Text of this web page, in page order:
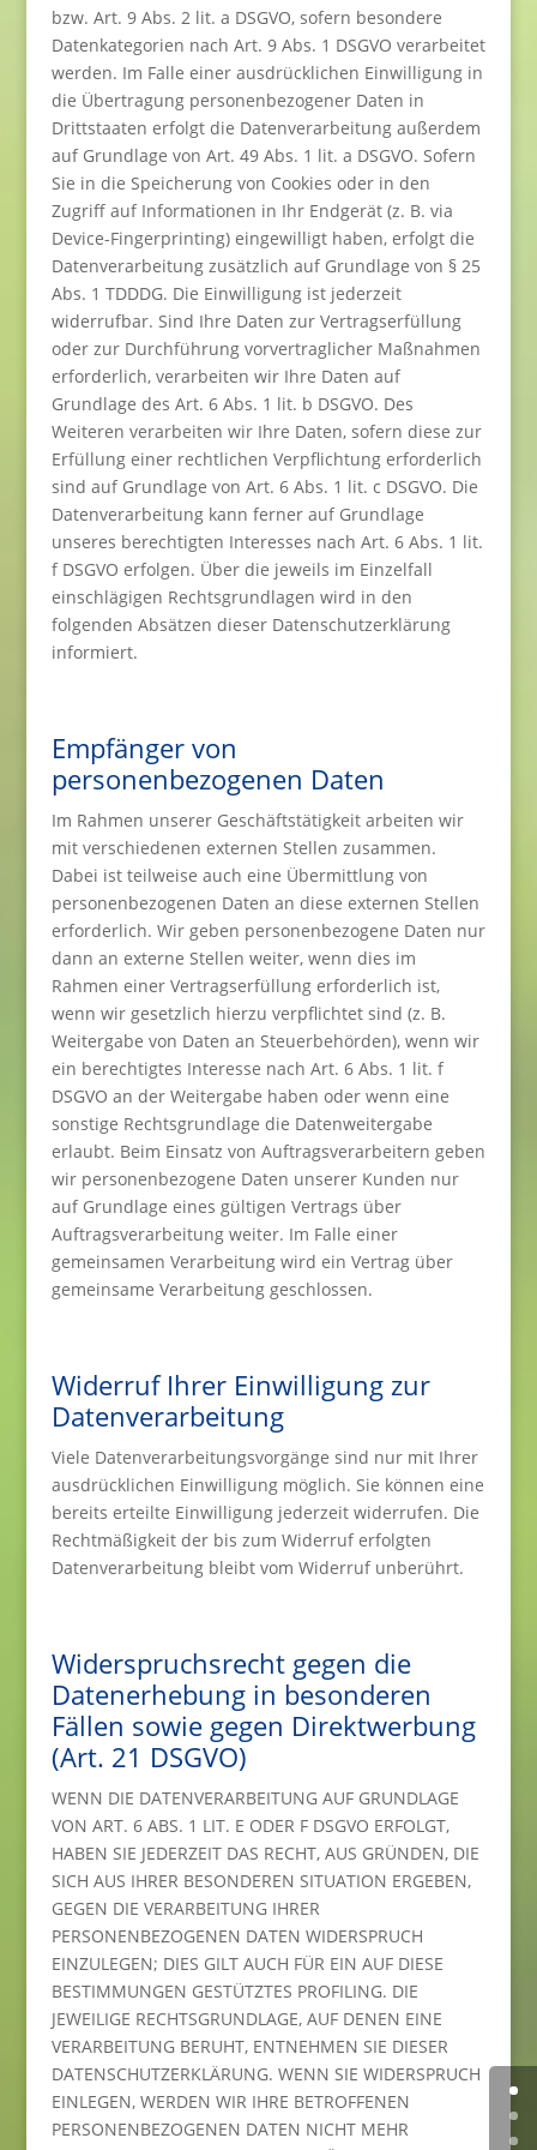
bzw. Art. 9 Abs. 2 lit. a DSGVO, sofern besondere
Datenkategorien nach Art. 9 Abs. 1 DSGVO verarbeitet
werden. Im Falle einer ausdrücklichen Einwilligung in
die Übertragung personenbezogener Daten in
Drittstaaten erfolgt die Datenverarbeitung außerdem
auf Grundlage von Art. 49 Abs. 1 lit. a DSGVO. Sofern
Sie in die Speicherung von Cookies oder in den
Zugriff auf Informationen in Ihr Endgerät (z. B. via
Device-Fingerprinting) eingewilligt haben, erfolgt die
Datenverarbeitung zusätzlich auf Grundlage von § 25
Abs. 1 TDDDG. Die Einwilligung ist jederzeit
widerrufbar. Sind Ihre Daten zur Vertragserfüllung
oder zur Durchführung vorvertraglicher Maßnahmen
erforderlich, verarbeiten wir Ihre Daten auf
Grundlage des Art. 6 Abs. 1 lit. b DSGVO. Des
Weiteren verarbeiten wir Ihre Daten, sofern diese zur
Erfüllung einer rechtlichen Verpflichtung erforderlich
sind auf Grundlage von Art. 6 Abs. 1 lit. c DSGVO. Die
Datenverarbeitung kann ferner auf Grundlage
unseres berechtigten Interesses nach Art. 6 Abs. 1 lit.
f DSGVO erfolgen. Über die jeweils im Einzelfall
einschlägigen Rechtsgrundlagen wird in den
folgenden Absätzen dieser Datenschutzerklärung
informiert.
Empfänger von
personenbezogenen Daten
Im Rahmen unserer Geschäftstätigkeit arbeiten wir
mit verschiedenen externen Stellen zusammen.
Dabei ist teilweise auch eine Übermittlung von
personenbezogenen Daten an diese externen Stellen
erforderlich. Wir geben personenbezogene Daten nur
dann an externe Stellen weiter, wenn dies im
Rahmen einer Vertragserfüllung erforderlich ist,
wenn wir gesetzlich hierzu verpflichtet sind (z. B.
Weitergabe von Daten an Steuerbehörden), wenn wir
ein berechtigtes Interesse nach Art. 6 Abs. 1 lit. f
DSGVO an der Weitergabe haben oder wenn eine
sonstige Rechtsgrundlage die Datenweitergabe
erlaubt. Beim Einsatz von Auftragsverarbeitern geben
wir personenbezogene Daten unserer Kunden nur
auf Grundlage eines gültigen Vertrags über
Auftragsverarbeitung weiter. Im Falle einer
gemeinsamen Verarbeitung wird ein Vertrag über
gemeinsame Verarbeitung geschlossen.
Widerruf Ihrer Einwilligung zur
Datenverarbeitung
Viele Datenverarbeitungsvorgänge sind nur mit Ihrer
ausdrücklichen Einwilligung möglich. Sie können eine
bereits erteilte Einwilligung jederzeit widerrufen. Die
Rechtmäßigkeit der bis zum Widerruf erfolgten
Datenverarbeitung bleibt vom Widerruf unberührt.
Widerspruchsrecht gegen die
Datenerhebung in besonderen
Fällen sowie gegen Direktwerbung
(Art. 21 DSGVO)
WENN DIE DATENVERARBEITUNG AUF GRUNDLAGE
VON ART. 6 ABS. 1 LIT. E ODER F DSGVO ERFOLGT,
HABEN SIE JEDERZEIT DAS RECHT, AUS GRÜNDEN, DIE
SICH AUS IHRER BESONDEREN SITUATION ERGEBEN,
GEGEN DIE VERARBEITUNG IHRER
PERSONENBEZOGENEN DATEN WIDERSPRUCH
EINZULEGEN; DIES GILT AUCH FÜR EIN AUF DIESE
BESTIMMUNGEN GESTÜTZTES PROFILING. DIE
JEWEILIGE RECHTSGRUNDLAGE, AUF DENEN EINE
VERARBEITUNG BERUHT, ENTNEHMEN SIE DIESER
DATENSCHUTZERKLÄRUNG. WENN SIE WIDERSPRUCH
EINLEGEN, WERDEN WIR IHRE BETROFFENEN
PERSONENBEZOGENEN DATEN NICHT MEHR